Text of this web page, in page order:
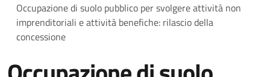
Occupazione di suolo pubblico per svolgere attività non
imprenditoriali e attività benefiche: rilascio della
concessione